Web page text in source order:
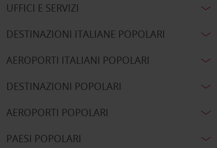
UFFICI E SERVIZI
DESTINAZIONI ITALIANE POPOLARI
AEROPORTI ITALIANI POPOLARI
DESTINAZIONI POPOLARI
AEROPORTI POPOLARI
PAESI POPOLARI